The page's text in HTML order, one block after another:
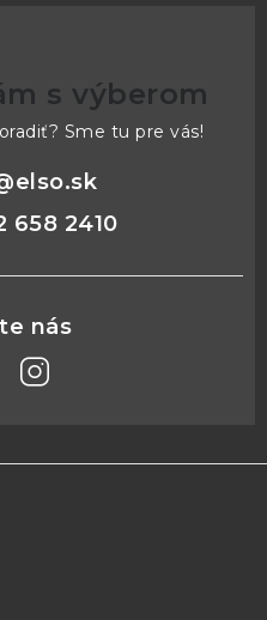
s výberom
Sme tu pre vás!
elso.sk
658 2410